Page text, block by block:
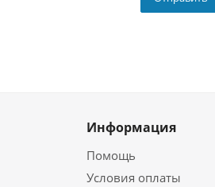
Информация
Помощь
Условия оплаты